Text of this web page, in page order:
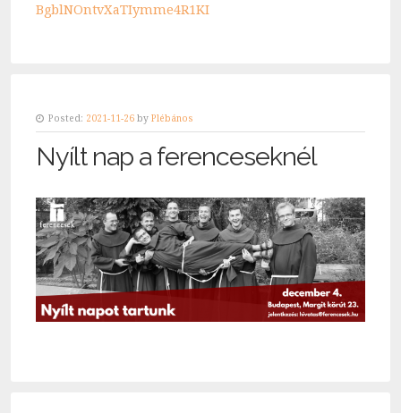
BgblNOntvXaTIymme4R1KI
Posted: 2021-11-26 by Plébános
Nyílt nap a ferenceseknél